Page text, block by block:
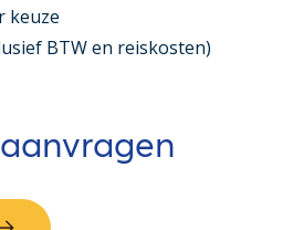
keuze
BTW en reiskosten)